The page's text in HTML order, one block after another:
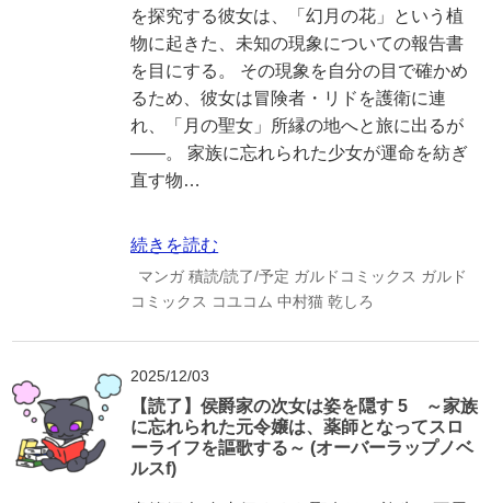
を探究する彼女は、「幻月の花」という植
物に起きた、未知の現象についての報告書
を目にする。 その現象を自分の目で確かめ
るため、彼女は冒険者・リドを護衛に連
れ、「月の聖女」所縁の地へと旅に出るが
――。 家族に忘れられた少女が運命を紡ぎ
直す物…
続きを読む
マンガ 積読/読了/予定 ガルドコミックス ガルド
コミックス コユコム 中村猫 乾しろ
2025/12/03
【読了】侯爵家の次女は姿を隠す 5 ～家族
に忘れられた元令嬢は、薬師となってスロ
ーライフを謳歌する～ (オーバーラップノベ
ルスf)